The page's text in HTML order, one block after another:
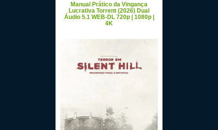
Manual Prático da Vingança
Lucrativa Torrent (2026) Dual
Áudio 5.1 WEB-DL 720p | 1080p |
4K